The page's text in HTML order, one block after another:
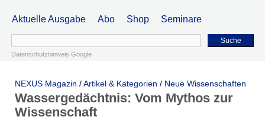
Aktuelle Ausgabe Abo Shop Seminare
Suche
Datenschutzhinweis Google
NEXUS Magazin /Artikel & Kategorien / Neue Wissenschaften
Wassergedächtnis: Vom Mythos zur
Wissenschaft